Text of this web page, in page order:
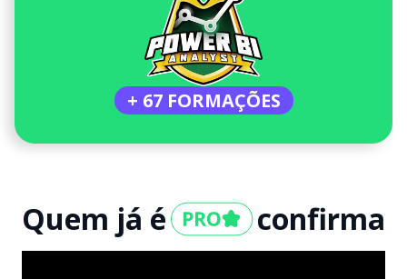
+ 67 FORMAÇÕES
Quem já é confirma